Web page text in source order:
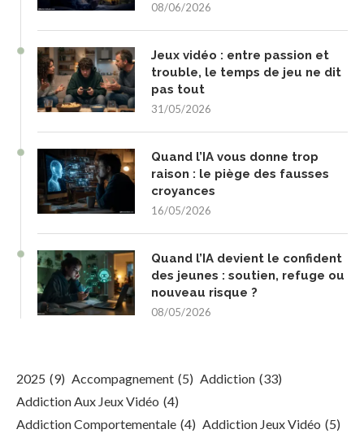
08/06/2026
Jeux vidéo : entre passion et
trouble, le temps de jeu ne dit
pas tout
31/05/2026
Quand l’IA vous donne trop
raison : le piège des fausses
croyances
16/05/2026
Quand l’IA devient le confident
des jeunes : soutien, refuge ou
nouveau risque ?
08/05/2026
2025 (9) Accompagnement (5) Addiction (33)
Addiction Aux Jeux Vidéo (4)
Addiction Comportementale (4) Addiction Jeux Vidéo (5)